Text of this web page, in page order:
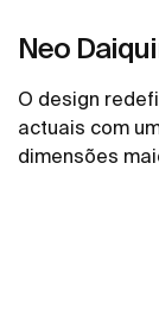
Neo
O design
actuais com
dimensões